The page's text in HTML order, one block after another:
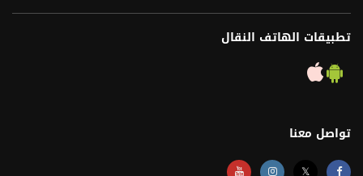
تطبيقات الهاتف النقال
تواصل معنا
𝕏